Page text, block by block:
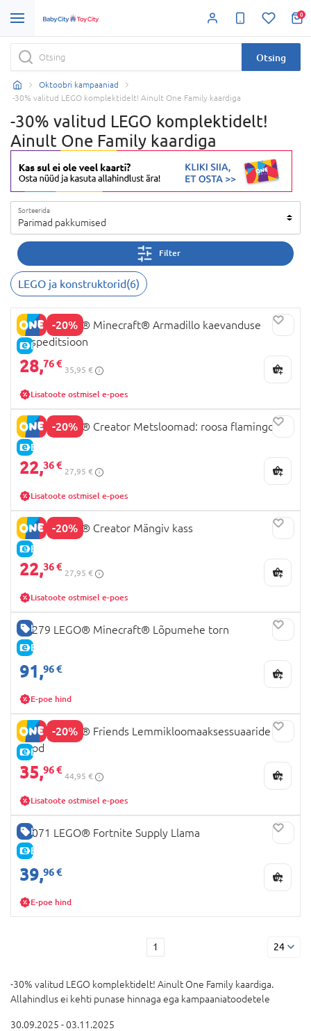
0
Otsing
Oktoobri kampaaniad
-30% valitud LEGO komplektidelt! Ainult One Family kaardiga
-30% valitud LEGO komplektidelt!
Ainult One Family kaardiga
Sorteerida
Parimad pakkumised
Filter
LEGO ja konstruktorid(6)
-20%
E-HIND
21269 LEGO® Minecraft® Armadillo kaevanduse
ekspeditsioon
28,76 €
35,95 €
Lisatoote ostmisel e-poes
-20%
E-HIND
31170 LEGO® Creator Metsloomad: roosa flamingo
22,36 €
27,95 €
Lisatoote ostmisel e-poes
-20%
E-HIND
31163 LEGO® Creator Mängiv kass
22,36 €
27,95 €
Lisatoote ostmisel e-poes
HEA HIND
E-HIND
21279 LEGO® Minecraft® Lõpumehe torn
91,96 €
E-poe hind
-20%
E-HIND
42650 LEGO® Friends Lemmikloomaaksessuaaride
pood
35,96 €
44,95 €
Lisatoote ostmisel e-poes
HEA HIND
E-HIND
77071 LEGO® Fortnite Supply Llama
39,96 €
E-poe hind
1 24
-30% valitud LEGO komplektidelt! Ainult One Family kaardiga.
Allahindlus ei kehti punase hinnaga ega kampaaniatoodetele
30.09.2025 - 03.11.2025